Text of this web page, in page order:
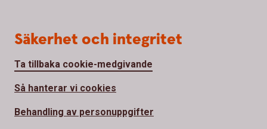
Säkerhet och integritet
Ta tillbaka cookie-medgivande
Så hanterar vi cookies
Behandling av personuppgifter